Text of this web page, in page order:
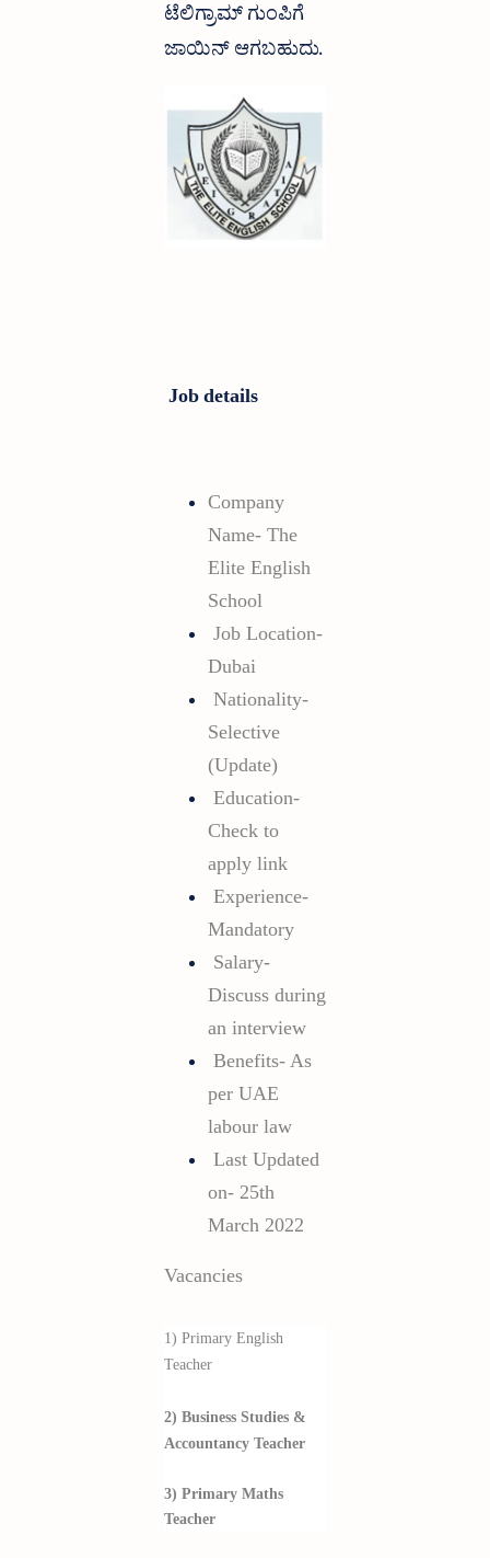
ಟೆಲಿಗ್ರಾಮ್ ಗುಂಪಿಗೆ
ಜಾಯಿನ್ ಆಗಬಹುದು.
Job details
Company
Name- The
Elite English
School
Job Location-
Dubai
Nationality-
Selective
(Update)
Education-
Check to
apply link
Experience-
Mandatory
Salary-
Discuss during
an interview
Benefits- As
per UAE
labour law
Last Updated
on- 25th
March 2022
Vacancies
1) Primary English
Teacher
2) Business Studies &
Accountancy Teacher
3) Primary Maths
Teacher